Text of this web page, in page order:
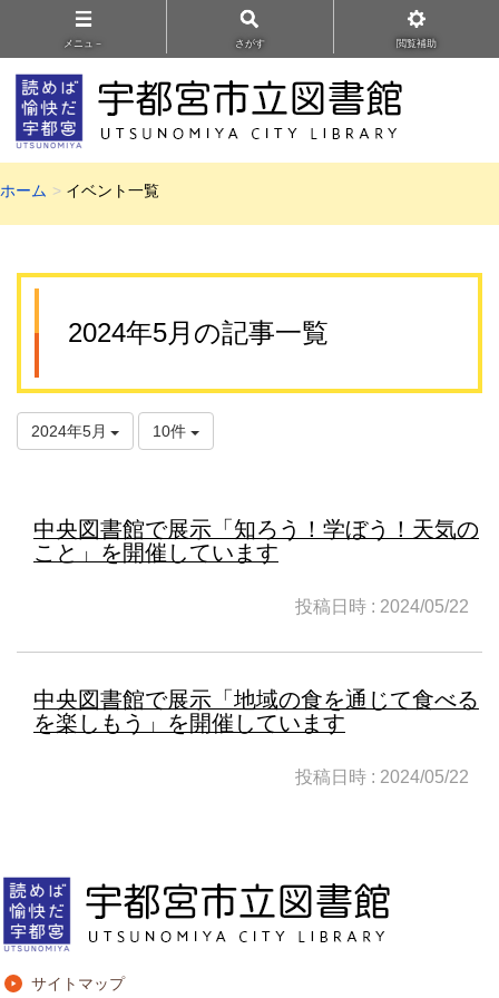
メニュ－ さがす 閲覧補助
ホーム イベント一覧
2024年5月の記事一覧
2024年5月 10件
中央図書館で展示「知ろう！学ぼう！天気の
こと」を開催しています
投稿日時 : 2024/05/22
中央図書館で展示「地域の食を通じて食べる
を楽しもう」を開催しています
投稿日時 : 2024/05/22
サイトマップ